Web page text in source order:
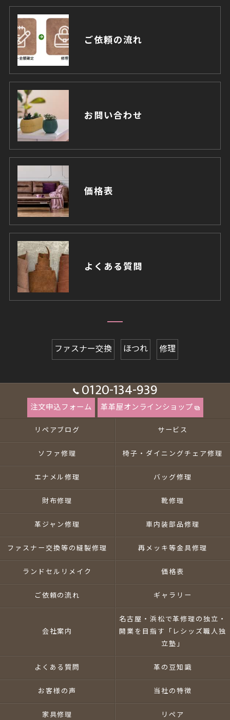
ご依頼の流れ
お問い合わせ
価格表
よくある質問
ファスナー交換 ほつれ 修理
0120-134-939
注文申込フォーム 革革屋オンラインショップ
リペアブログ サービス
ソファ修理 椅子・ダイニングチェア修理
エナメル修理 バッグ修理
財布修理 靴修理
革ジャン修理 車内装部品修理
ファスナー交換等の縫製修理 再メッキ等金具修理
ランドセルリメイク 価格表
ご依頼の流れ ギャラリー
会社案内
名古屋・浜松で革修理の独立・
開業を目指す「レシッズ職人独
立塾」
よくある質問 革の豆知識
お客様の声 当社の特徴
家具修理 リペア